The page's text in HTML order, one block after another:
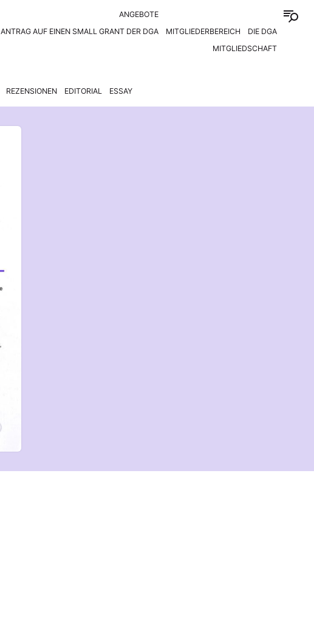
ANGEBOTE
ANTRAG AUF EINEN SMALL GRANT DER DGA
MITGLIEDERBEREICH
DIE DGA
MITGLIEDSCHAFT
REZENSIONEN EDITORIAL ESSAY